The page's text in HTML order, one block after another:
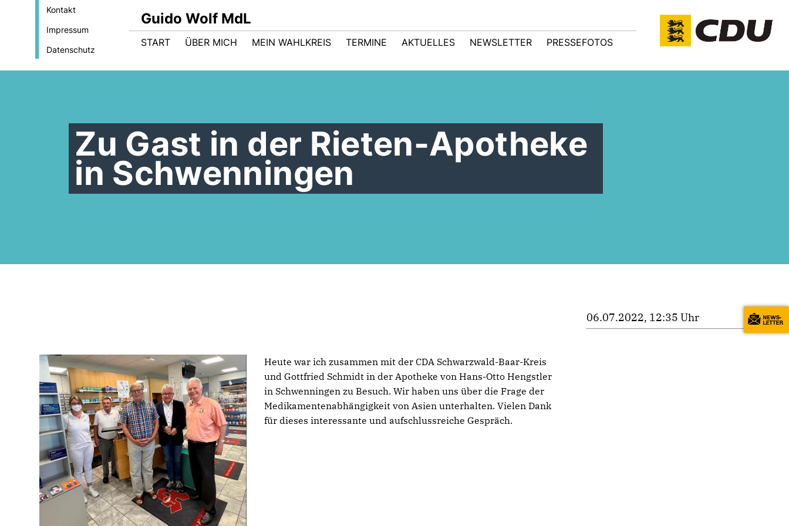
Kontakt
Impressum
Datenschutz
Guido Wolf MdL
START ÜBER MICH MEIN WAHLKREIS TERMINE AKTUELLES NEWSLETTER PRESSEFOTOS
Zu Gast in der Rieten-Apotheke
in Schwenningen
Heute war ich zusammen mit der CDA Schwarzwald-Baar-Kreis
und Gottfried Schmidt in der Apotheke von Hans-Otto Hengstler
in Schwenningen zu Besuch. Wir haben uns über die Frage der
Medikamentenabhängigkeit von Asien unterhalten. Vielen Dank
für dieses interessante und aufschlussreiche Gespräch.
06.07.2022, 12:35 Uhr